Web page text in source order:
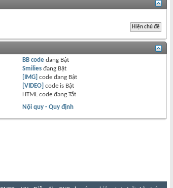
BB code đang Bật
Smilies đang Bật
[IMG] code đang Bật
[VIDEO] code is Bật
HTML code đangTắt
Nội quy - Quy định